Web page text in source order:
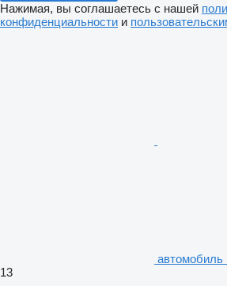
Нажимая, вы соглашаетесь с нашей
конфиденциальности и
автомобиль
13